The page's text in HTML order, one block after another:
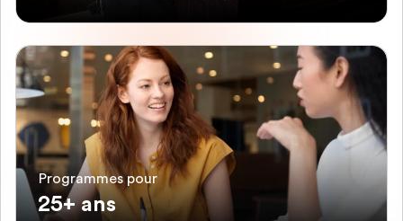
Programmes pour
25+ ans